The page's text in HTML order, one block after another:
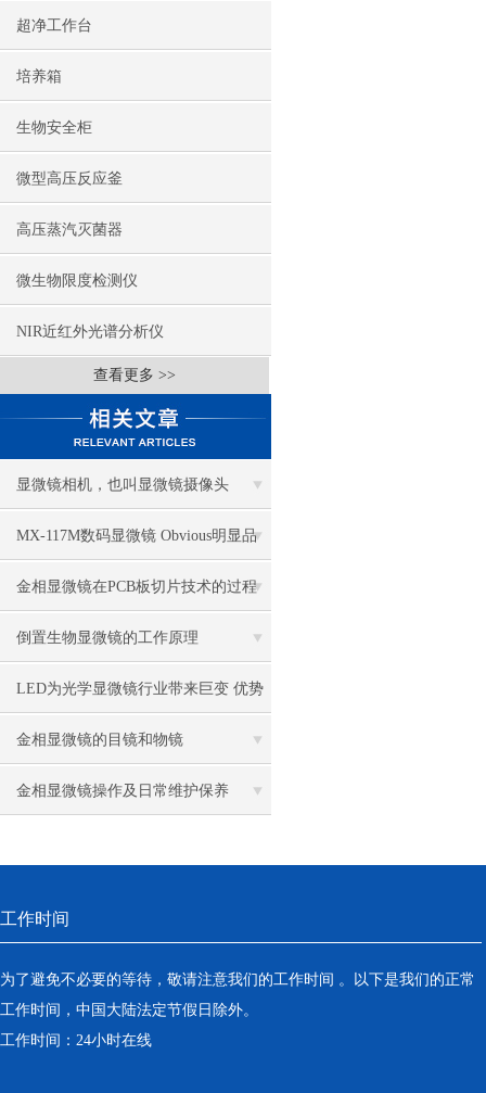
超净工作台
培养箱
生物安全柜
微型高压反应釜
高压蒸汽灭菌器
微生物限度检测仪
NIR近红外光谱分析仪
查看更多 >>
显微镜相机，也叫显微镜摄像头
MX-117M数码显微镜 Obvious明显品
牌值得推荐
金相显微镜在PCB板切片技术的过程
控制中的作用
倒置生物显微镜的工作原理
LED为光学显微镜行业带来巨变 优势
比传统卤素更明显
金相显微镜的目镜和物镜
金相显微镜操作及日常维护保养
工作时间
为了避免不必要的等待，敬请注意我们的工作时间 。以下是我们的正常
工作时间，中国大陆法定节假日除外。
工作时间：24小时在线